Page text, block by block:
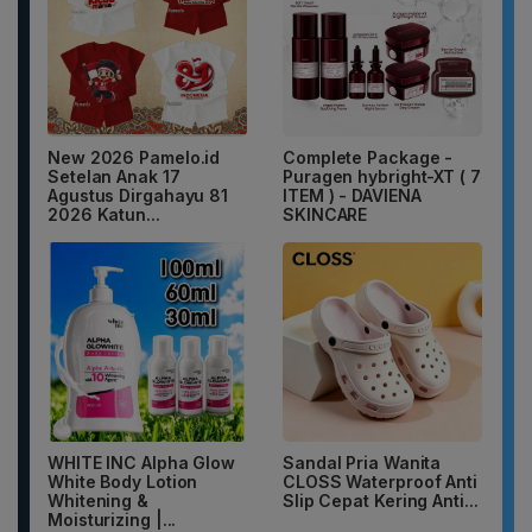
New 2026 Pamelo.id
Setelan Anak 17
Agustus Dirgahayu 81
2026 Katun...
Complete Package -
Puragen hybright-XT ( 7
ITEM ) - DAVIENA
SKINCARE
WHITE INC Alpha Glow
White Body Lotion
Whitening &
Moisturizing |...
Sandal Pria Wanita
CLOSS Waterproof Anti
Slip Cepat Kering Anti...